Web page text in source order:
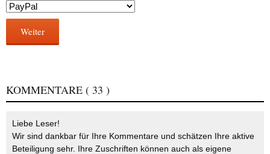
Weiter
KOMMENTARE ( 33 )
Liebe Leser!
Wir sind dankbar für Ihre Kommentare und schätzen Ihre aktive
Beteiligung sehr. Ihre Zuschriften können auch als eigene